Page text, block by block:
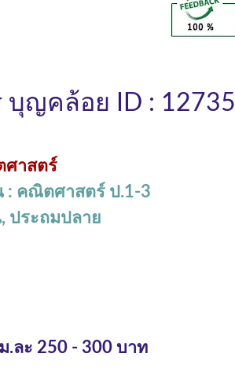
ญคล้อย ID : 12735
ศาสตร์
: คณิตศาสตร์ ป.1-3
ประถมปลาย
.ละ 250 - 300 บาท